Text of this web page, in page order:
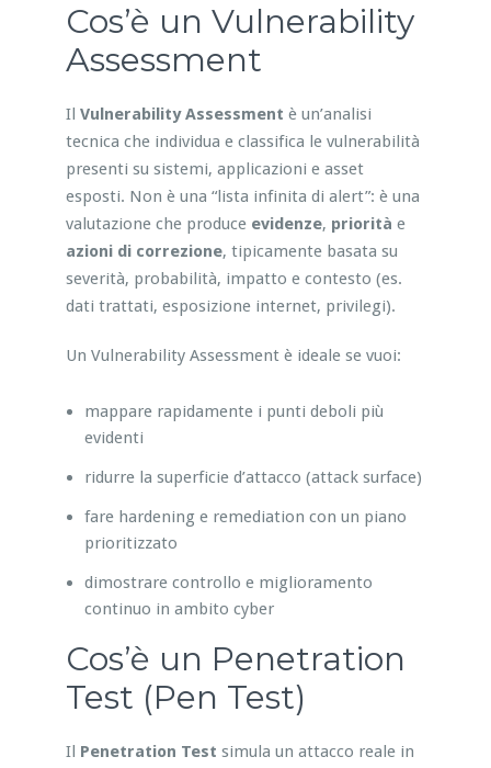
Cos’è un Vulnerability
Assessment
Il Vulnerability Assessment è un’analisi
tecnica che individua e classifica le vulnerabilità
presenti su sistemi, applicazioni e asset
esposti. Non è una “lista infinita di alert”: è una
valutazione che produce evidenze, priorità e
azioni di correzione, tipicamente basata su
severità, probabilità, impatto e contesto (es.
dati trattati, esposizione internet, privilegi).
Un Vulnerability Assessment è ideale se vuoi:
mappare rapidamente i punti deboli più
evidenti
ridurre la superficie d’attacco (attack surface)
fare hardening e remediation con un piano
prioritizzato
dimostrare controllo e miglioramento
continuo in ambito cyber
Cos’è un Penetration
Test (Pen Test)
Il Penetration Test simula un attacco reale in